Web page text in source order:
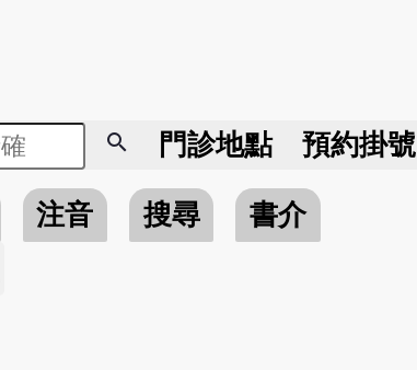
search 門診地點 預約掛號
注音 搜尋
書介